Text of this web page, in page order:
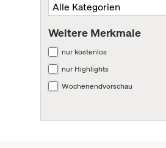
Weitere Merkmale
nur kostenlos
nur Highlights
Wochenendvorschau